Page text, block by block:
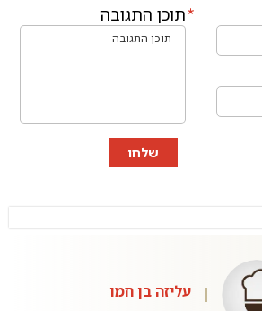
תוכן התגובה
שלחו
עליזה בן חמו